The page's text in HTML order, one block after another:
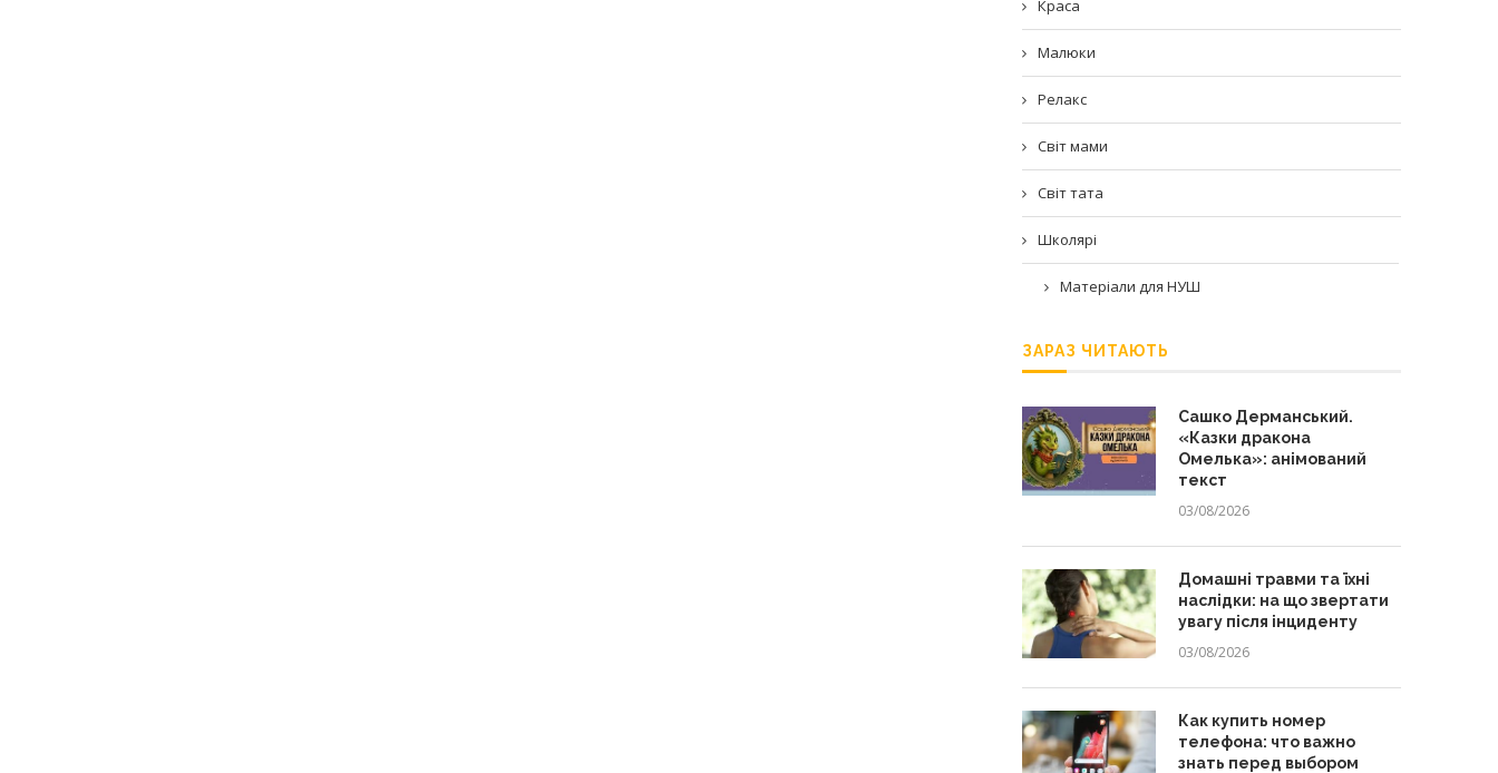
Краса
Малюки
Релакс
Світ мами
Світ тата
Школярі
Матеріали для НУШ
ЗАРАЗ ЧИТАЮТЬ
Сашко Дерманський.
«Казки дракона
Омелька»: анімований
текст
03/08/2026
Домашні травми та їхні
наслідки: на що звертати
увагу після інциденту
03/08/2026
Как купить номер
телефона: что важно
знать перед выбором